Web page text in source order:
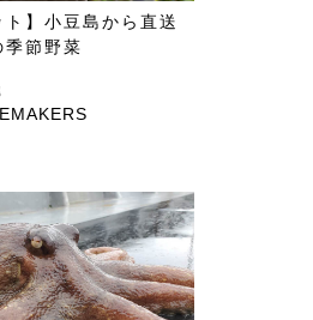
ト】小豆島から直送
節野菜